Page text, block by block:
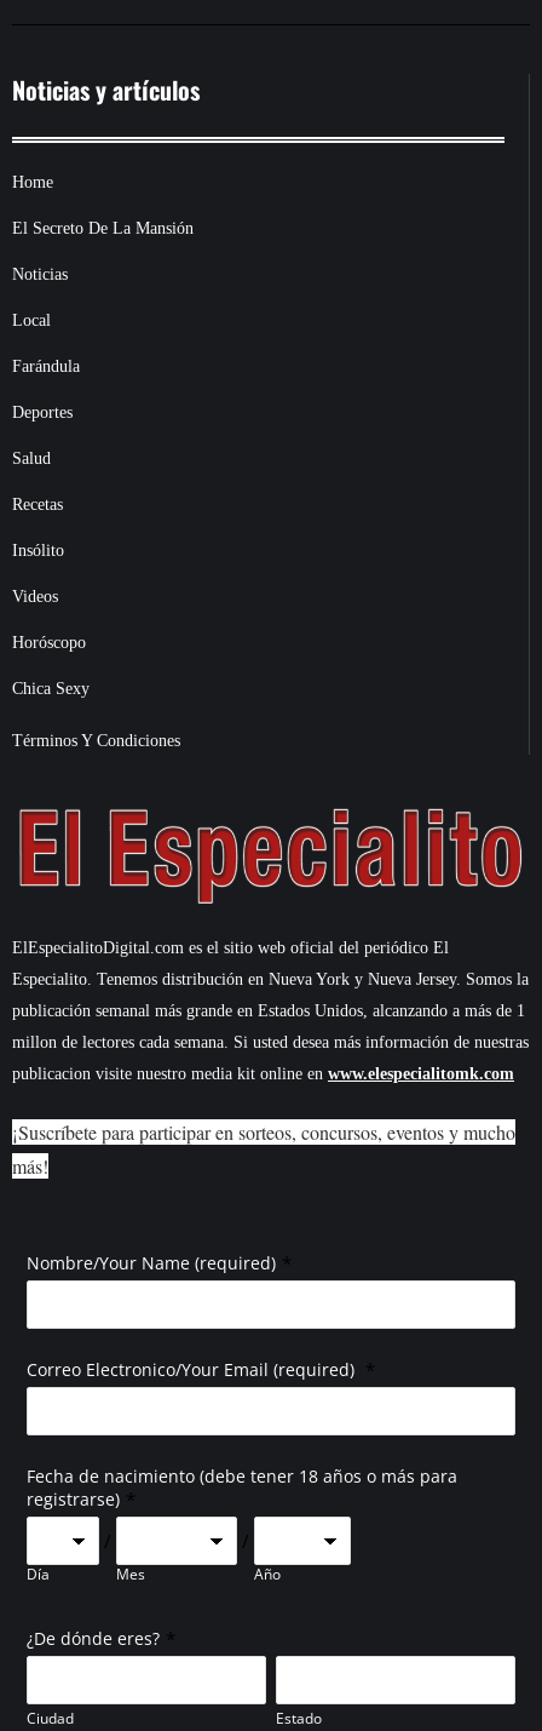
Noticias y artículos
Home
El Secreto De La Mansión
Noticias
Local
Farándula
Deportes
Salud
Recetas
Insólito
Videos
Horóscopo
Chica Sexy
Términos Y Condiciones
ElEspecialitoDigital.com es el sitio web oficial del periódico El
Especialito. Tenemos distribución en Nueva York y Nueva Jersey. Somos la
publicación semanal más grande en Estados Unidos, alcanzando a más de 1
millon de lectores cada semana. Si usted desea más información de nuestras
publicacion visite nuestro media kit online en www.elespecialitomk.com
¡Suscríbete para participar en sorteos, concursos, eventos y mucho
más!
Nombre/Your Name (required) *
Correo Electronico/Your Email (required) *
Fecha de nacimiento (debe tener 18 años o más para
registrarse) *
Día
/
Mes
/
Año
¿De dónde eres? *
Ciudad Estado